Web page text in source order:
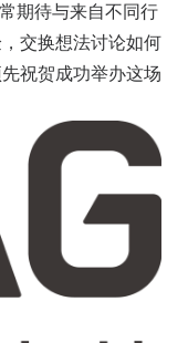
期待与来自不同行
交换想法讨论如何
祝贺成功举办这场